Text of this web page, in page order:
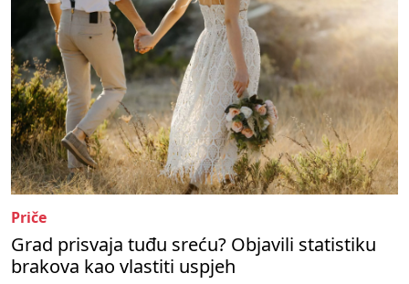
Priče
Grad prisvaja tuđu sreću? Objavili statistiku
brakova kao vlastiti uspjeh